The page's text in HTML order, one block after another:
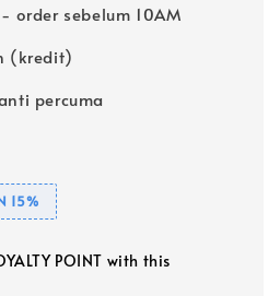
order sebelum 10AM
(kredit)
percuma
15%
POINT with this